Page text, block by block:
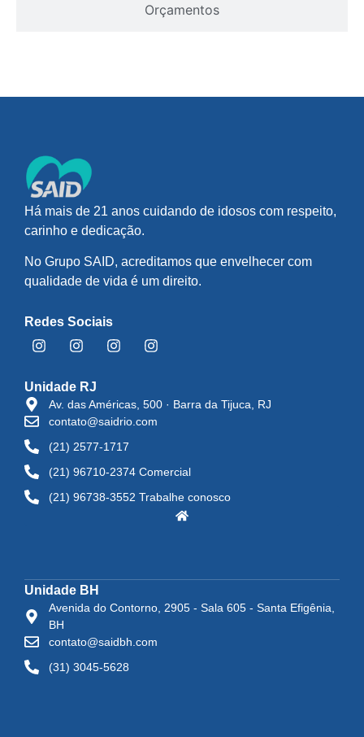
Orçamentos
Há mais de 21 anos cuidando de idosos com respeito,
carinho e dedicação.
No Grupo SAID, acreditamos que envelhecer com
qualidade de vida é um direito.
Redes Sociais
Unidade RJ
Av. das Américas, 500 · Barra da Tijuca, RJ
contato@saidrio.com
(21) 2577-1717
(21) 96710-2374 Comercial
(21) 96738-3552 Trabalhe conosco
Unidade BH
Avenida do Contorno, 2905 - Sala 605 - Santa Efigênia,
BH
contato@saidbh.com
(31) 3045-5628